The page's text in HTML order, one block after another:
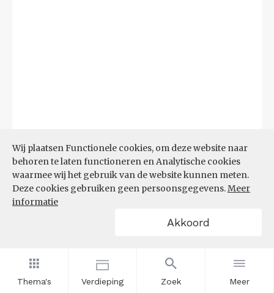
Thema's Verdieping Zoek Meer
Wij plaatsen Functionele cookies, om deze website naar
behoren te laten functioneren en Analytische cookies
waarmee wij het gebruik van de website kunnen meten.
Deze cookies gebruiken geen persoonsgegevens.Meer
informatie
Akkoord
CBS microdata (EBB)(09-03-2026)
AANDEEL NEETS NAAR REGIO
(%)